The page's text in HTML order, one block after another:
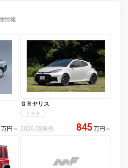
情報
万円 ～
ＧＲヤリス
トヨタ
2026.08発売 845 万円 ～